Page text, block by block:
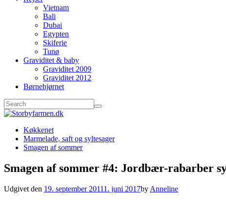
Vietnam
Bali
Dubai
Egypten
Skiferie
Tunø
Graviditet & baby
Graviditet 2009
Graviditet 2012
Børnehjørnet
Køkkenet
Marmelade, saft og syltesager
Smagen af sommer
Smagen af sommer #4: Jordbær-rabarber
Udgivet den 19. september 20111. juni 2017by Anneline